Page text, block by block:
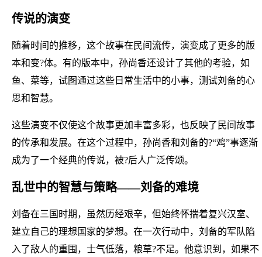
传说的演变
随着时间的推移，这个故事在民间流传，演变成了更多的版
本和变?体。有的版本中，孙尚香还设计了其他的考验，如
鱼、菜等，试图通过这些日常生活中的小事，测试刘备的心
思和智慧。
这些演变不仅使这个故事更加丰富多彩，也反映了民间故事
的传承和发展。在这个过程中，孙尚香和刘备的?“鸡”事逐渐
成为了一个经典的传说，被?后人广泛传颂。
乱世中的智慧与策略——刘备的难境
刘备在三国时期，虽然历经艰辛，但始终怀揣着复兴汉室、
建立自己的理想国家的梦想。在一次行动中，刘备的军队陷
入了敌人的重围，士气低落，粮草?不足。他意识到，如果不